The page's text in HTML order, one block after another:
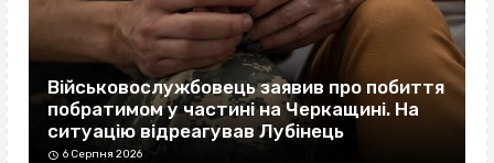
Військовослужбовець заявив про побиття
побратимом у частині на Черкащині. На
ситуацію відреагував Лубінець
6 Серпня 2026